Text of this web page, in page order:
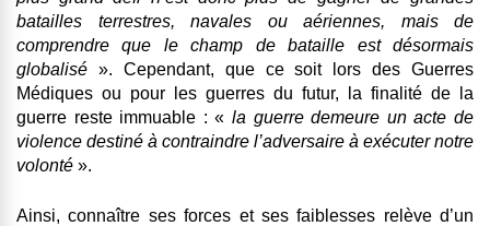
batailles terrestres, navales ou aériennes, mais de
comprendre que le champ de bataille est désormais
globalisé ». Cependant, que ce soit lors des Guerres
Médiques ou pour les guerres du futur, la finalité de la
guerre reste immuable : « la guerre demeure un acte de
violence destiné à contraindre l’adversaire à exécuter notre
volonté ».
Ainsi, connaître ses forces et ses faiblesses relève d’un